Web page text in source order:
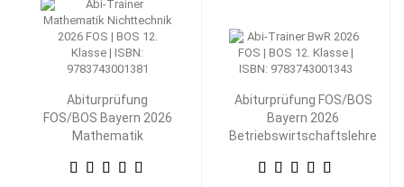
Abiturprüfung
FOS/BOS Bayern 2026
Mathematik
Klasse
Abiturprüfung FOS/BOS
Bayern 2026
Betriebswirtschaftslehre
Klasse